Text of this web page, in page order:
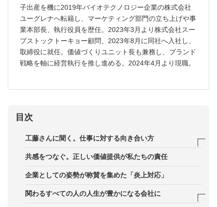
子出産を機に2019年バイオテクノロジー企業の株式会社
ユーグレナへ転籍し、マーケティング部門の立ち上げや事
業本部長、執行役員を歴任。2023年3月より株式会社スー
プストックトーキョー顧問、2023年8月に同社へ入社し、
取締役に就任。価値づくりユニット長も兼務し、ブランド
戦略を軸に経営執行を推し進める。2024年4月より現職。
目次
工藤さんに聞く。仕事に対する向き合い方
「仕事の意味を考える」ことは人生で成し遂げたい
共感をつなぐ。正しい価値提供が私たちの責任
企業としての姿勢が称賛を集めた「炎上対応」
関わるすべての人の人生が豊かになる会社に